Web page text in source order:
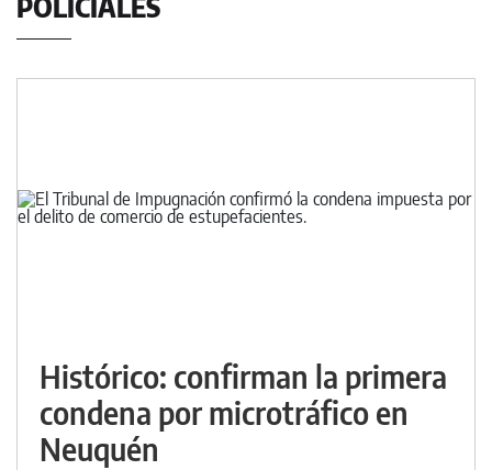
POLICIALES
Histórico: confirman la primera
condena por microtráfico en
Neuquén